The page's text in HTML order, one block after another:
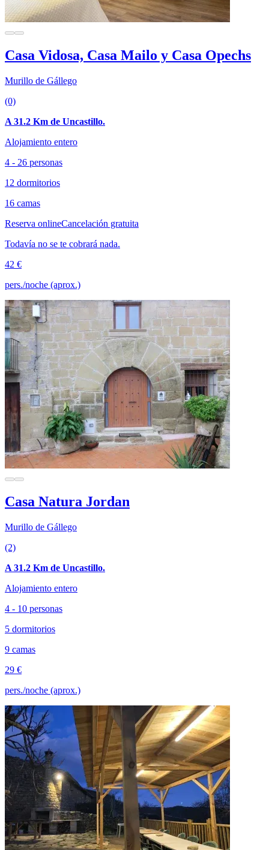
Casa Vidosa, Casa Mailo y Casa Opechs
Murillo de Gállego
(0)
A 31.2 Km de Uncastillo.
Alojamiento entero
4 - 26 personas
12 dormitorios
16 camas
Reserva onlineCancelación gratuita
Todavía no se te cobrará nada.
42 €
pers./noche (aprox.)
Casa Natura Jordan
Murillo de Gállego
(2)
A 31.2 Km de Uncastillo.
Alojamiento entero
4 - 10 personas
5 dormitorios
9 camas
29 €
pers./noche (aprox.)